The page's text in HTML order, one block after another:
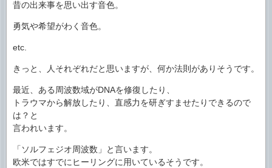
昔の出来事を思い出す音色。
勇気や希望がわく音色。
etc.
きっと、人それぞれだと思いますが、何か法則がありそうです。
最近、ある周波数域がDNAを修復したり、
トラウマから解放したり、直感力を研ぎすませたりできるので
は？と
言われいます。
「ソルフェジオ周波数」と言います。
欧米ではすでにヒーリングに用いているそうです。